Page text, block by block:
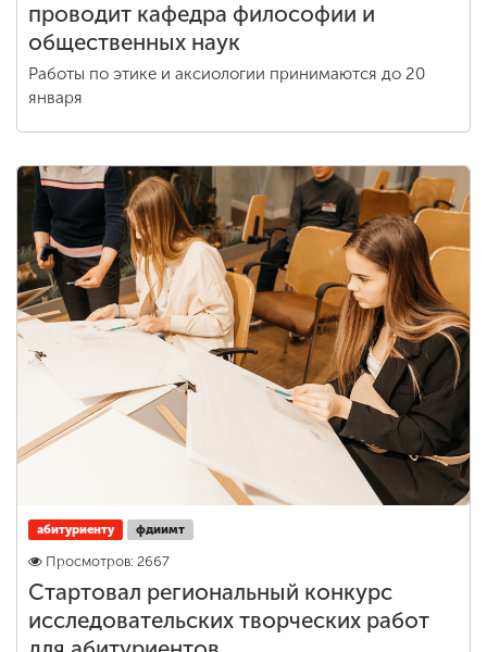
проводит кафедра философии и
общественных наук
Работы по этике и аксиологии принимаются до 20
января
абитуриенту фдиимт
Просмотров: 2667
Стартовал региональный конкурс
исследовательских творческих работ